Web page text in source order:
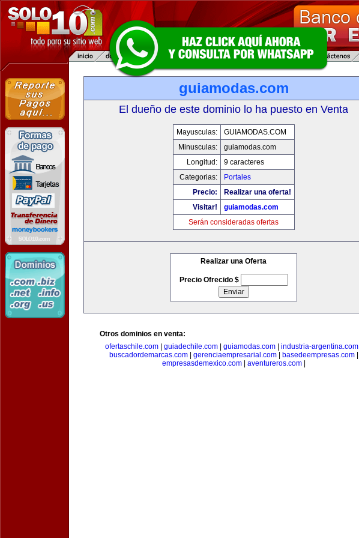
guiamodas.com
El dueño de este dominio lo ha puesto en Venta
Mayusculas:
GUIAMODAS.COM
Minusculas:
guiamodas.com
Longitud:
9 caracteres
Categorias:
Portales
Precio:
Realizar una oferta!
Visitar!
guiamodas.com
Serán consideradas ofertas
Realizar una Oferta
Precio Ofrecido $
Otros dominios en venta:
ofertaschile.com
guiadechile.com guiamodas.com industria-argentina.com
buscadordemarcas.com| gerenciaempresarial.com| basedeempresas.com|
empresasdemexico.com| aventureros.com|